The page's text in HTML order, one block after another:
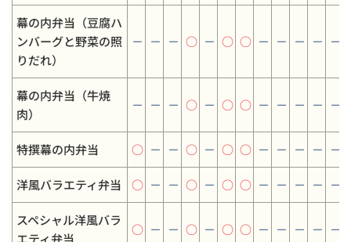
幕の内弁当（豆腐ハ
ンバーグと野菜の照
りだれ）
－ － － ○ － ○ ○ － － － － －
幕の内弁当（牛焼
肉）
－ － － ○ － ○ ○ － － － － －
特撰幕の内弁当 ○ － － ○ － ○ ○ － － － － －
洋風バラエティ弁当 ○ － － ○ － ○ ○ － － － － －
スペシャル洋風バラ
エティ弁当
○ － － ○ － ○ ○ － － － － －